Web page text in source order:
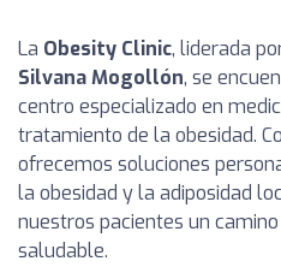
La Obesity Clinic, liderada
Silvana Mogollón, se
centro especializado en
tratamiento de la obesidad.
ofrecemos soluciones
la obesidad y la adiposidad
nuestros pacientes un
saludable.